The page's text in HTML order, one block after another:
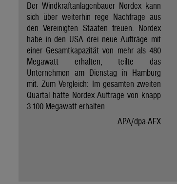
Der Windkraftanlagenbauer Nordex kann
sich über weiterhin rege Nachfrage aus
den Vereinigten Staaten freuen. Nordex
habe in den USA drei neue Aufträge mit
einer Gesamtkapazität von mehr als 480
Megawatt erhalten, teilte das
Unternehmen am Dienstag in Hamburg
mit. Zum Vergleich: Im gesamten zweiten
Quartal hatte Nordex Aufträge von knapp
3.100 Megawatt erhalten.
APA/dpa-AFX